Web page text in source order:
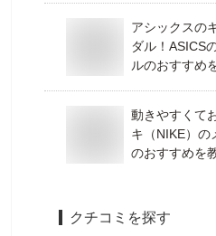
アシックスの
ダル！ASICS
ルのおすすめ
動きやすくて
キ（NIKE）の
のおすすめを
クチコミを探す